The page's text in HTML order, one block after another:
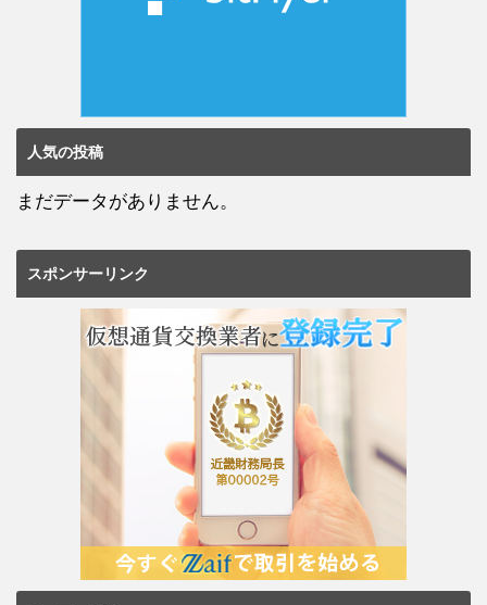
人気の投稿
まだデータがありません。
スポンサーリンク